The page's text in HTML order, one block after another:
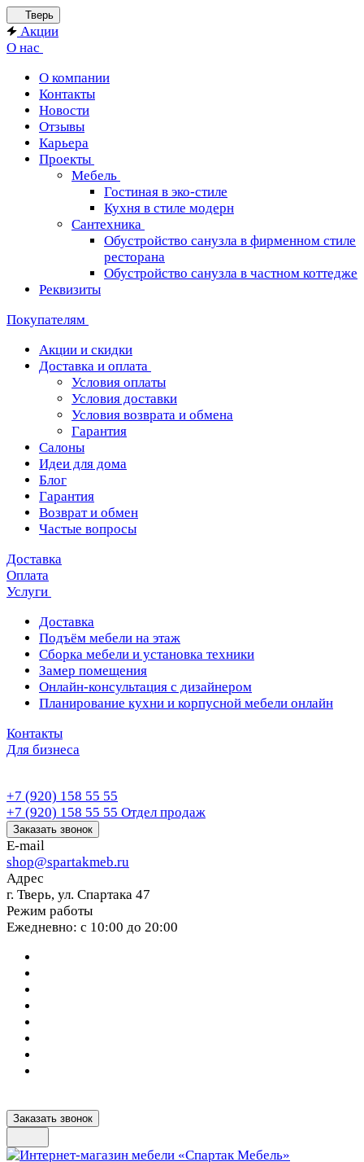
Тверь
Акции
О нас
О компании
Контакты
Новости
Отзывы
Карьера
Проекты
Мебель
Гостиная в эко-стиле
Кухня в стиле модерн
Сантехника
Обустройство санузла в фирменном стиле
ресторана
Обустройство санузла в частном коттедже
Реквизиты
Покупателям
Акции и скидки
Доставка и оплата
Условия оплаты
Условия доставки
Условия возврата и обмена
Гарантия
Салоны
Идеи для дома
Блог
Гарантия
Возврат и обмен
Частые вопросы
Доставка
Оплата
Услуги
Доставка
Подъём мебели на этаж
Сборка мебели и установка техники
Замер помещения
Онлайн-консультация с дизайнером
Планирование кухни и корпусной мебели онлайн
Контакты
Для бизнеса
+7 (920) 158 55 55
+7 (920) 158 55 55 Отдел продаж
Заказать звонок
E-mail
shop@spartakmeb.ru
Адрес
г. Тверь, ул. Спартака 47
Режим работы
Ежедневно: с 10:00 до 20:00
Заказать звонок